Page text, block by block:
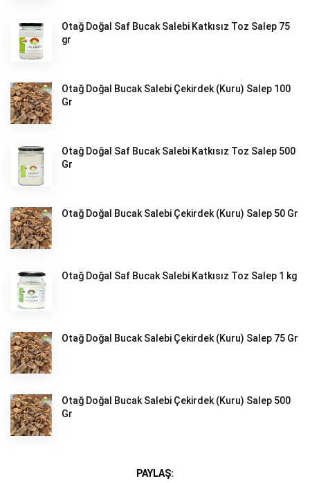
Otağ Doğal Saf Bucak Salebi Katkısız Toz Salep 75
gr
Otağ Doğal Bucak Salebi Çekirdek (Kuru) Salep 100
Gr
Otağ Doğal Saf Bucak Salebi Katkısız Toz Salep 500
Gr
Otağ Doğal Bucak Salebi Çekirdek (Kuru) Salep 50 Gr
Otağ Doğal Saf Bucak Salebi Katkısız Toz Salep 1 kg
Otağ Doğal Bucak Salebi Çekirdek (Kuru) Salep 75 Gr
Otağ Doğal Bucak Salebi Çekirdek (Kuru) Salep 500
Gr
PAYLAŞ: